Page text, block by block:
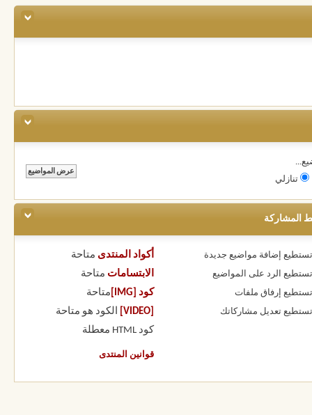
تنازلي
المشاركة
تستطيع إضافة مواضيع جديدة
تستطيع الرد على المواضيع
تستطيع إرفاق ملفات
تستطيع تعديل مشاركاتك
أكواد المنتدى متاحة
الابتسامات متاحة
كود [IMG]
متاحة
الكود هو متاحة
كود HTML
معطلة
قوانين المنتدى